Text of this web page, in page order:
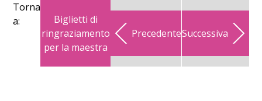
Torna
a:
Biglietti di
ringraziamento
per la maestra
PrecedenteSuccessiva